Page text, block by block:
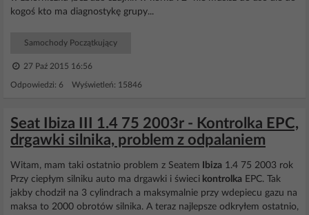
kogoś kto ma diagnostykę grupy...
Samochody Początkujący
27 Paź 2015 16:56
Odpowiedzi: 6 Wyświetleń: 15846
Seat Ibiza III 1.4 75 2003r - Kontrolka EPC,
drgawki silnika, problem z odpalaniem
Witam, mam taki ostatnio problem z Seatem Ibiza 1.4 75 2003 rok
Przy ciepłym silniku auto ma drgawki i świeci kontrolka EPC. Tak
jakby chodził na 3 cylindrach a maksymalnie przy wdepiecu gazu na
maksa to 2000 obrotów silnika. A teraz najlepsze odkryłem ostatnio,